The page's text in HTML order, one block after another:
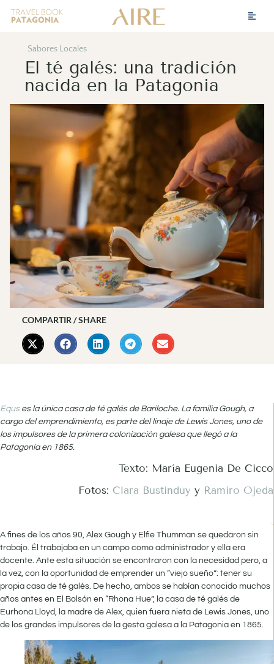
Sabores Locales
El té galés: una tradición
nacida en la Patagonia
COMPARTIR / SHARE
Equses la única casa de té galés de Bariloche. La familia Gough, a
cargo del emprendimiento, es parte del linaje de Lewis Jones, uno de
los impulsores de la primera colonización galesa que llegó a la
Patagonia en 1865.
Texto: María Eugenia De Cicco
Fotos: Clara Bustinduy y Ramiro Ojeda
A fines de los años 90, Alex Gough y Elfie Thumman se quedaron sin
trabajo. Él trabajaba en un campo como administrador y ella era
docente. Ante esta situación se encontraron con la necesidad pero, a
la vez, con la oportunidad de emprender un “viejo sueño”: tener su
propia casa de té galés. De hecho, ambos se habían conocido muchos
años antes en El Bolsón en “Rhona Hue”, la casa de té galés de
Eurhona Lloyd, la madre de Alex, quien fuera nieta de Lewis Jones, uno
de los grandes impulsores de la gesta galesa a la Patagonia en 1865.